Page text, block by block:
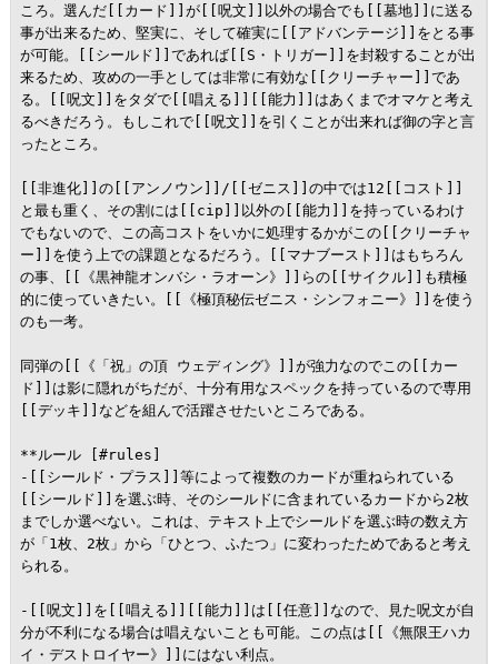
ころ。選んだ[[カード]]が[[呪文]]以外の場合でも[[墓地]]に送る
事が出来るため、堅実に、そして確実に[[アドバンテージ]]をとる事
が可能。[[シールド]]であれば[[S・トリガー]]を封殺することが出
来るため、攻めの一手としては非常に有効な[[クリーチャー]]であ
る。[[呪文]]をタダで[[唱える]][[能力]]はあくまでオマケと考え
るべきだろう。もしこれで[[呪文]]を引くことが出来れば御の字と言
ったところ。
[[非進化]]の[[アンノウン]]/[[ゼニス]]の中では12[[コスト]]
と最も重く、その割には[[cip]]以外の[[能力]]を持っているわけ
でもないので、この高コストをいかに処理するかがこの[[クリーチャ
ー]]を使う上での課題となるだろう。[[マナブースト]]はもちろん
の事、[[《黒神龍オンバシ・ラオーン》]]らの[[サイクル]]も積極
的に使っていきたい。[[《極頂秘伝ゼニス・シンフォニー》]]を使う
のも一考。
同弾の[[《「祝」の頂 ウェディング》]]が強力なのでこの[[カー
ド]]は影に隠れがちだが、十分有用なスペックを持っているので専用
[[デッキ]]などを組んで活躍させたいところである。
**ルール [#rules]
-[[シールド・プラス]]等によって複数のカードが重ねられている
[[シールド]]を選ぶ時、そのシールドに含まれているカードから2枚
までしか選べない。これは、テキスト上でシールドを選ぶ時の数え方
が「1枚、2枚」から「ひとつ、ふたつ」に変わったためであると考え
られる。
-[[呪文]]を[[唱える]][[能力]]は[[任意]]なので、見た呪文が自
分が不利になる場合は唱えないことも可能。この点は[[《無限王ハカ
イ・デストロイヤー》]]にはない利点。